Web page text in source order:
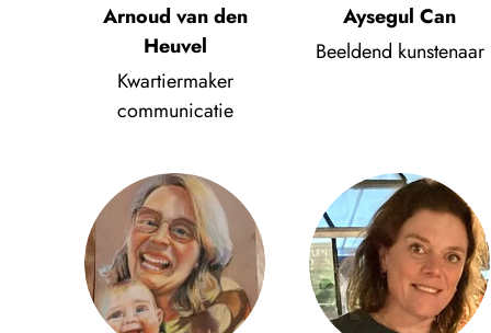
Arnoud van den
Heuvel
Kwartiermaker
communicatie
Aysegul Can
Beeldend kunstenaar